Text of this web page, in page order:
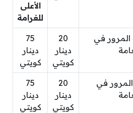
الأعلى
للغرامة
في
20
دينار
كويتي
75
دينار
كويتي
في
20
دينار
كويتي
75
دينار
كويتي